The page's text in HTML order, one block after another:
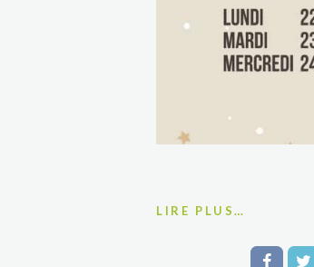
LIRE PLUS…